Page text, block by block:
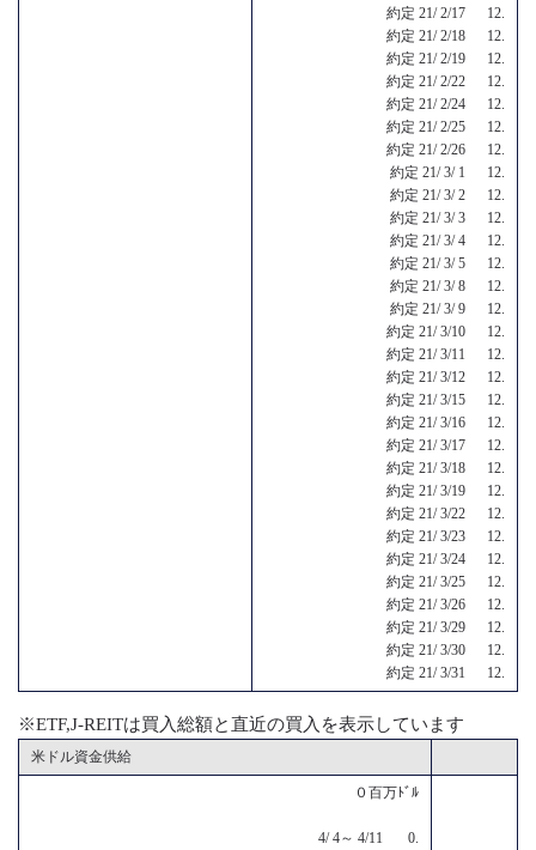
約定 21/ 2/17 12.
約定 21/ 2/18 12.
約定 21/ 2/19 12.
約定 21/ 2/22 12.
約定 21/ 2/24 12.
約定 21/ 2/25 12.
約定 21/ 2/26 12.
約定 21/ 3/ 1 12.
約定 21/ 3/ 2 12.
約定 21/ 3/ 3 12.
約定 21/ 3/ 4 12.
約定 21/ 3/ 5 12.
約定 21/ 3/ 8 12.
約定 21/ 3/ 9 12.
約定 21/ 3/10 12.
約定 21/ 3/11 12.
約定 21/ 3/12 12.
約定 21/ 3/15 12.
約定 21/ 3/16 12.
約定 21/ 3/17 12.
約定 21/ 3/18 12.
約定 21/ 3/19 12.
約定 21/ 3/22 12.
約定 21/ 3/23 12.
約定 21/ 3/24 12.
約定 21/ 3/25 12.
約定 21/ 3/26 12.
約定 21/ 3/29 12.
約定 21/ 3/30 12.
約定 21/ 3/31 12.
※ETF,J-REITは買入総額と直近の買入を表示しています
米ドル資金供給
０百万ﾄﾞﾙ
4/ 4～ 4/11 0.